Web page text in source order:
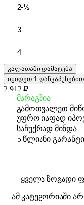
2-½
3
4
კალათაში დამატება
იყიდეთ 1 დაწკაპუნებით
2,912 ₽
მარაგშია
გამოთვალეთ
უფრო იაფად
საჩუქრად მინდა
5 წლიანი
ყველა ზოგადი
ამ კატეგორიაში